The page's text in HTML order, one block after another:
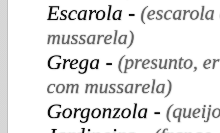
Escarola - (escarola
mussarela)
Grega - (presunto,
com mussarela)
Gorgonzola -